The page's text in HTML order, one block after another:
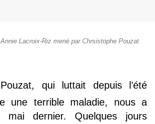
Lacroix-Riz mené par Chrsistophe Pouzat
qui luttait depuis l’été
une terrible maladie, nous a
dernier. Quelques jours